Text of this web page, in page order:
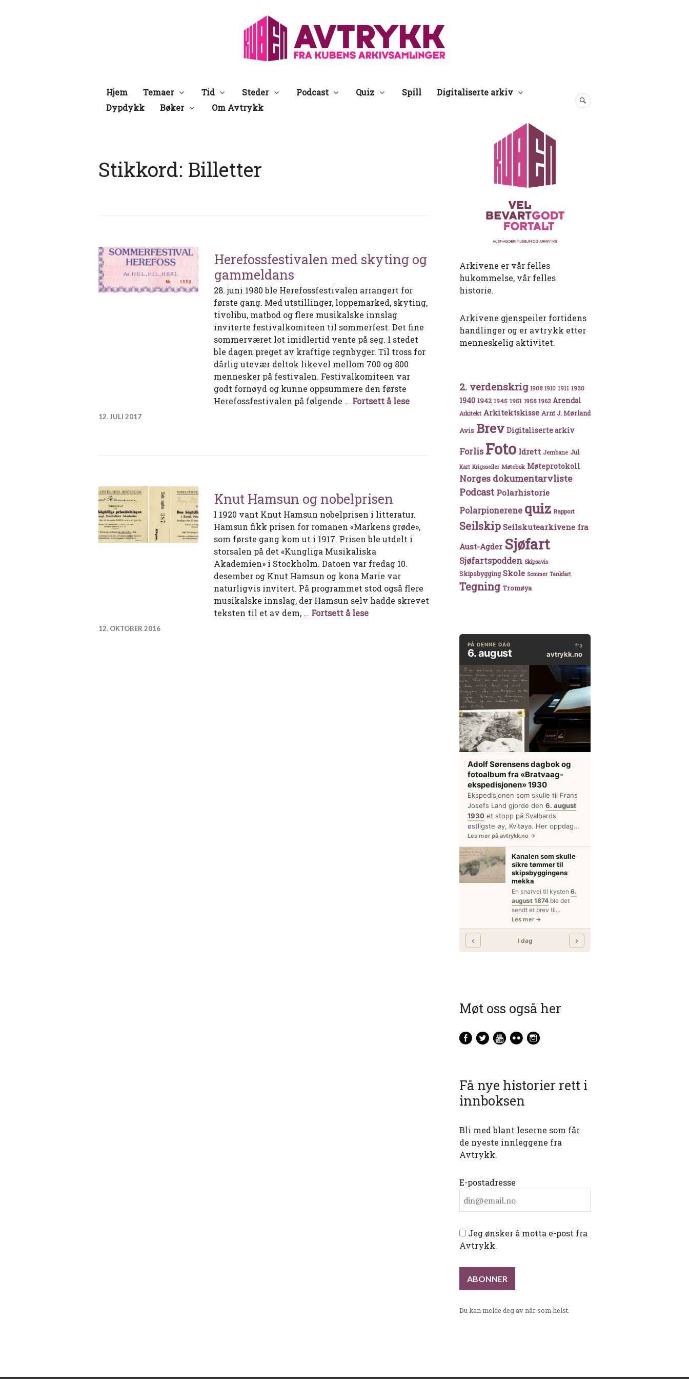
Avtrykk
Hjem Temaer Tid Steder Podcast Quiz Spill
Digitaliserte arkiv
Dypdykk
Bøker Om Avtrykk
SØK
Stikkord: Billetter
Herefossfestivalen med skyting og
gammeldans
28. juni 1980 ble Herefossfestivalen arrangert for
første gang. Med utstillinger, loppemarked, skyting,
tivolibu, matbod og flere musikalske innslag
inviterte festivalkomiteen til sommerfest. Det fine
sommerværet lot imidlertid vente på seg. I stedet
ble dagen preget av kraftige regnbyger. Til tross for
dårlig utevær deltok likevel mellom 700 og 800
mennesker på festivalen. Festivalkomiteen var
godt fornøyd og kunne oppsummere den første
Herefossfestivalen på følgende … Fortsett å leseHerefossfestivalen med skyting og gammeldans
12. JULI 2017
Knut Hamsun og nobelprisen
I 1920 vant Knut Hamsun nobelprisen i litteratur.
Hamsun fikk prisen for romanen «Markens grøde»,
som første gang kom ut i 1917. Prisen ble utdelt i
storsalen på det «Kungliga Musikaliska
Akademien» i Stockholm. Datoen var fredag 10.
desember og Knut Hamsun og kona Marie var
naturligvis invitert. På programmet stod også flere
musikalske innslag, der Hamsun selv hadde skrevet
teksten til et av dem, … Fortsett å leseKnut Hamsun og nobelprisen
12. OKTOBER 2016
Arkivene er vår felles
hukommelse, vår felles
historie.
Arkivene gjenspeiler fortidens
handlinger og er avtrykk etter
menneskelig aktivitet.
2. verdenskrig 1908 1910 1911 1930
1940 1942 1945 1951 1958 1962 Arendal
Arkitekt Arkitektskisse Arnt J. Mørland
Avis Brev Digitaliserte arkiv
Forlis Foto Idrett Jernbane Jul
Kart Krigsseiler Møtebok Møteprotokoll
Norges dokumentarvliste
Podcast Polarhistorie
Polarpionerene quiz Rapport
Seilskip Seilskutearkivene fra
Aust-Agder Sjøfart
Sjøfartspodden Skipsavis
Skipsbygging Skole Sommer Tankfart
Tegning Tromøya
Møt oss også her
Få nye historier rett i
innboksen
Bli med blant leserne som får
de nyeste innleggene fra
Avtrykk.
E-postadresse
Jeg ønsker å motta e-post fra
Avtrykk.
Du kan melde deg av når som helst.